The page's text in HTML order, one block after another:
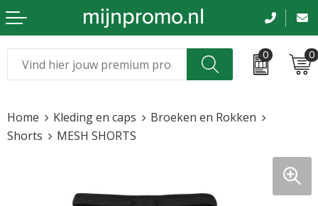
0 0
Kleding & caps
Werkkleding
Sinterklaas
Home Kleding en caps
Broeken en Rokken
Shorts
MESH SHORTS